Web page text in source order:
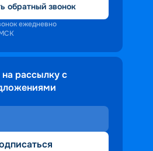
обратный звонок
ежедневно
рассылку с